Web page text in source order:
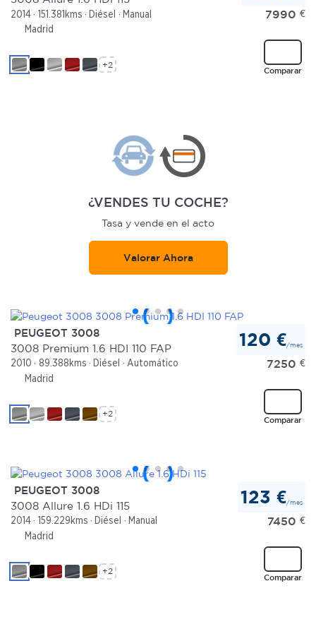
2014 151.381kms Diésel
Manual
Madrid
7990 €
Comparar
+2
¿VENDES TU COCHE?
Tasa y vende en el acto
Valorar Ahora
PEUGEOT 3008
3008 Premium 1.6 HDI 110 FAP
2010 89.388kms Diésel
Automático
Madrid
120 €/mes
7250 €
Comparar
+2
PEUGEOT 3008
3008 Allure 1.6 HDi 115
2014 159.229kms Diésel
Manual
Madrid
123 €/mes
7450 €
Comparar
+2